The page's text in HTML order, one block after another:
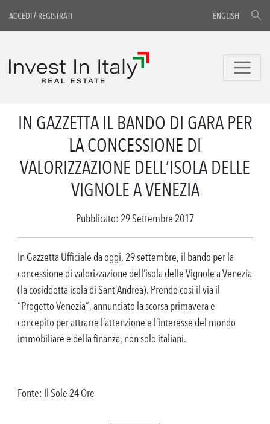
ACCEDI/ REGISTRATI ENGLISH
IN GAZZETTA IL BANDO DI GARA PER
LA CONCESSIONE DI
VALORIZZAZIONE DELL’ISOLA DELLE
VIGNOLE A VENEZIA
Pubblicato: 29 Settembre 2017
In Gazzetta Ufficiale da oggi, 29 settembre, il bando per la
concessione di valorizzazione dell’isola delle Vignole a Venezia
(la cosiddetta isola di Sant’Andrea). Prende cosi il via il
“Progetto Venezia”, annunciato la scorsa primavera e
concepito per attrarre l’attenzione e l’interesse del mondo
immobiliare e della finanza, non solo italiani.
Fonte: Il Sole 24 Ore